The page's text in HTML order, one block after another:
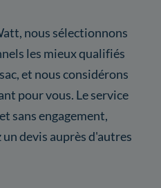
nous sélectionnons
les mieux qualifiés
et nous considérons
pour vous. Le service
sans engagement,
devis auprès d'autres